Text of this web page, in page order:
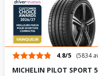
4.8/5 (5834
MICHELIN PILOT SPORT 5